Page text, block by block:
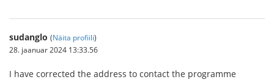
sudanglo (Näita profiili)
28. jaanuar 2024 13:33.56
I have corrected the address to contact the programme